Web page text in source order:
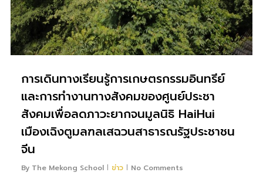
การเดินทางเรียนรู้การเกษตรกรรมอินทรีย์
และการทำงานทางสังคมของศูนย์ประชา
สังคมเพื่อลดภาวะยากจนมูลนิธิ HaiHui
เมืองเฉิงตูมลฑลเสฉวนสาธารณรัฐประชาชน
จีน
By The Mekong School ข่าว No Comments